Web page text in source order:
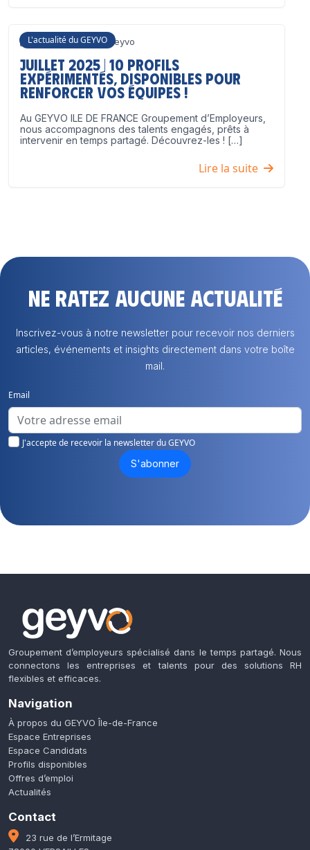
L'actualité du GEYVO
3 juillet 2025 Geyvo
Juillet 2025 | 10 profils
expérimentés, disponibles pour
renforcer vos équipes !
Au GEYVO ILE DE FRANCE Groupement d’Employeurs,
nous accompagnons des talents engagés, prêts à
intervenir en temps partagé. Découvrez-les ! […]
Lire la suite
Ne ratez aucune actualité
Inscrivez-vous à notre newsletter pour recevoir nos derniers
articles, événements et insights directement dans votre boîte
mail.
Email
J'accepte de recevoir la newsletter du GEYVO
S'abonner
Groupement d’employeurs spécialisé dans le temps partagé. Nous
connectons les entreprises et talents pour des solutions RH
flexibles et efficaces.
Navigation
À propos du GEYVO Île-de-France
Espace Entreprises
Espace Candidats
Profils disponibles
Offres d’emploi
Actualités
Contact
23 rue de l’Ermitage